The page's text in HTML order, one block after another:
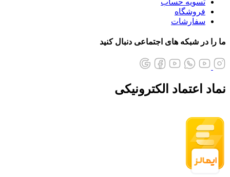
فروشگاه
سفارشات
ما را در شبکه های اجتماعی دنبال کنید
نماد اعتماد الکترونیکی